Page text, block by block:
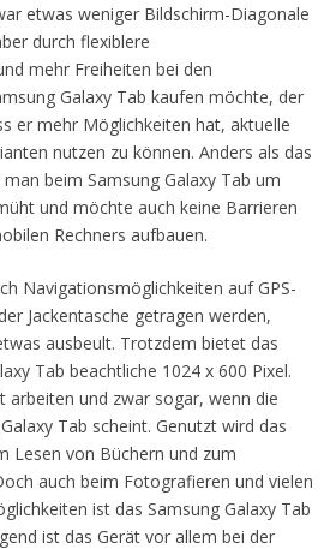
etwas weniger Bildschirm-Diagonale
durch flexiblere
mehr Freiheiten bei den
Galaxy Tab kaufen möchte, der
er mehr Möglichkeiten hat, aktuelle
nutzen zu können. Anders als das
beim Samsung Galaxy Tab um
und möchte auch keine Barrieren
Rechners aufbauen.
Navigationsmöglichkeiten auf GPS-
Jackentasche getragen werden,
ausbeult. Trotzdem bietet das
Tab beachtliche 1024 x 600 Pixel.
arbeiten und zwar sogar, wenn die
Tab scheint. Genutzt wird das
Lesen von Büchern und zum
auch beim Fotografieren und vielen
ist das Samsung Galaxy Tab
ist das Gerät vor allem bei der